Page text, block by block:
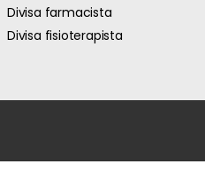
Divisa farmacista
Divisa fisioterapista